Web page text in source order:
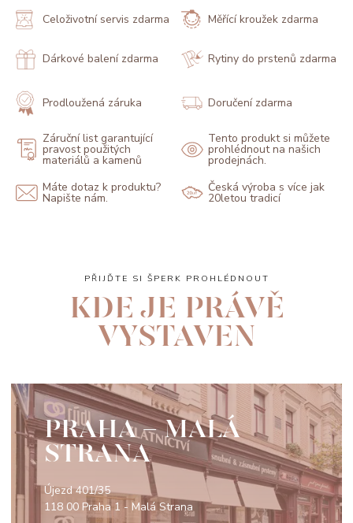
Celoživotní servis zdarma Měřící kroužek zdarma
Dárkové balení zdarma Rytiny do prstenů zdarma
Prodloužená záruka Doručení zdarma
Záruční list garantující
pravost použitých
materiálů a kamenů
Tento produkt si můžete
prohlédnout na našich
prodejnách.
Máte dotaz k produktu?
Napište nám.
Česká výroba s více jak
20letou tradicí
PŘIJĎTE SI ŠPERK PROHLÉDNOUT
KDE JE PRÁVĚ
VYSTAVEN
PRAHA - MALÁ
STRANA
Újezd 401/35
118 00 Praha 1 - Malá Strana